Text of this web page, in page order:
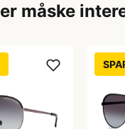
måske